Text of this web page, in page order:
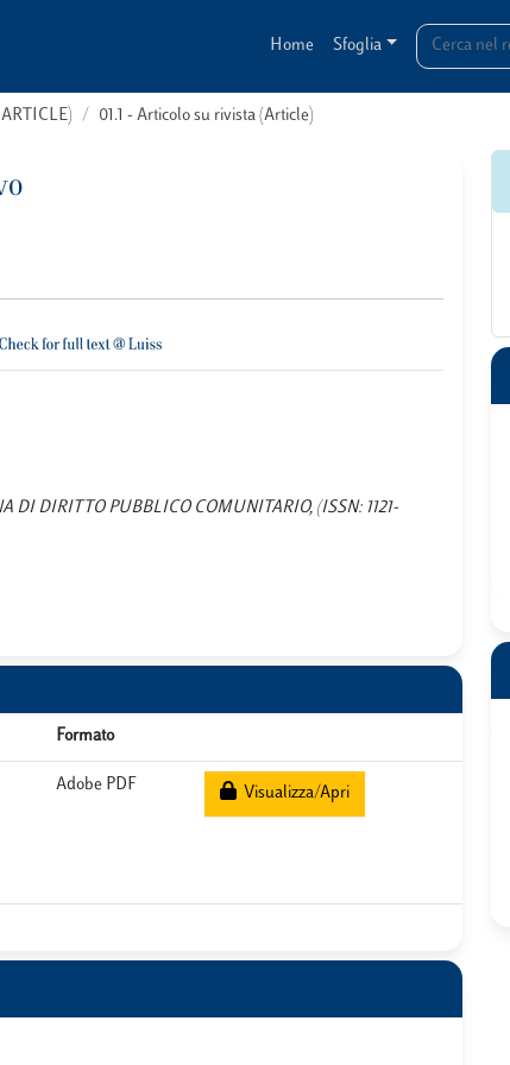
Home Sfoglia
01.1 - Articolo su rivista (Article)
DI DIRITTO PUBBLICO COMUNITARIO, (ISSN: 1121-
Formato
Adobe PDF Visualizza/Apri